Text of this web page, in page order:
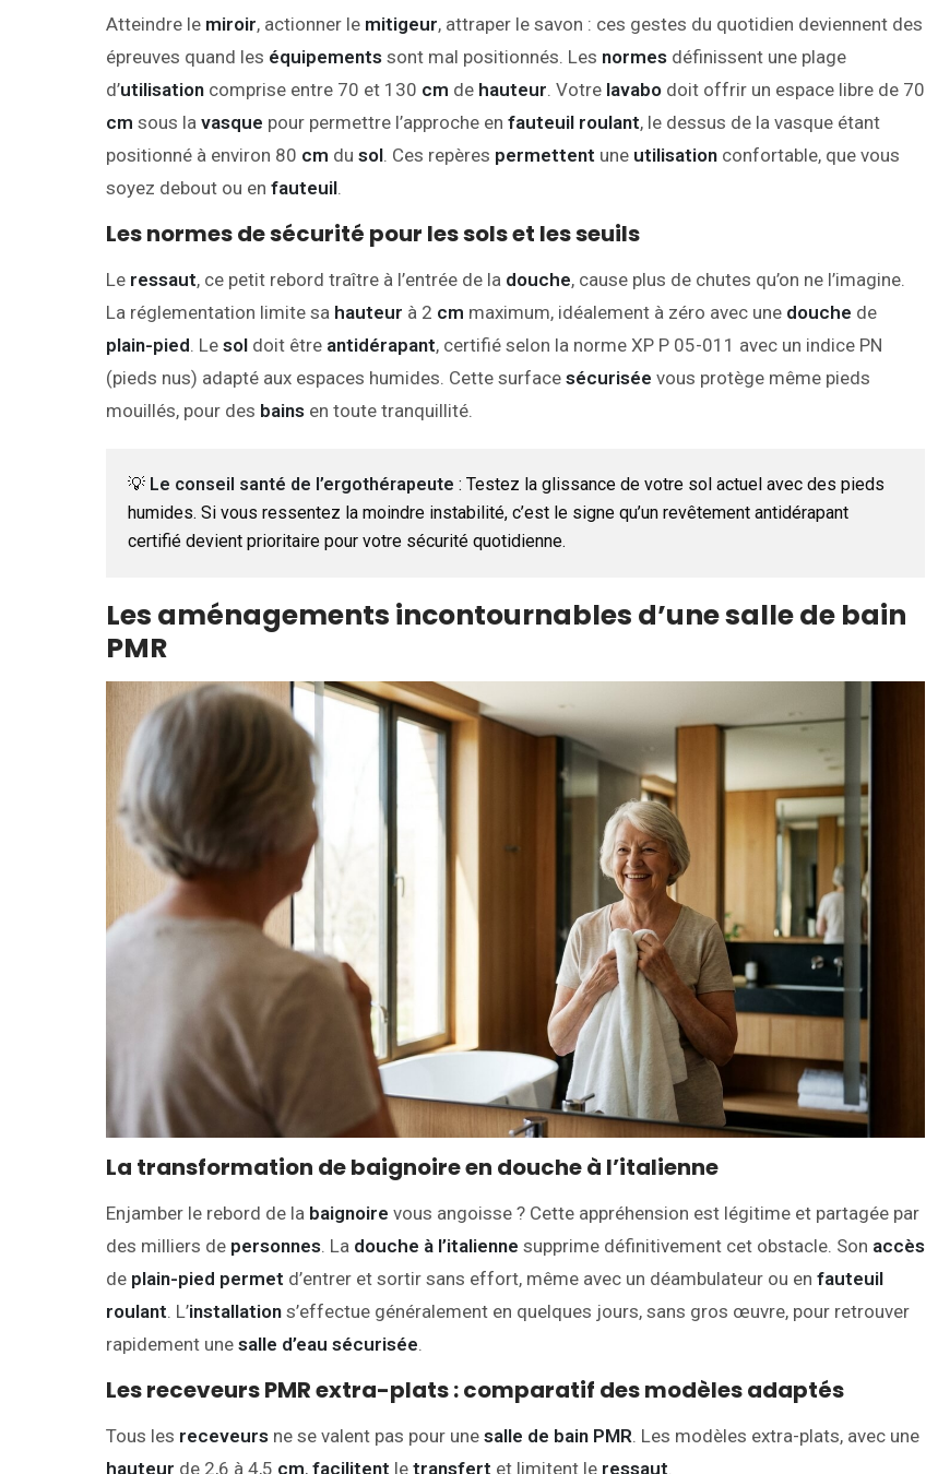
Atteindre le miroir, actionner le mitigeur, attraper le savon : ces gestes du quotidien deviennent des
épreuves quand les équipements sont mal positionnés. Les normes définissent une plage
d’utilisation comprise entre 70 et 130 cm de hauteur. Votre lavabo doit offrir un espace libre de 70
cm sous la vasque pour permettre l’approche en fauteuil roulant, le dessus de la vasque étant
positionné à environ 80 cm du sol. Ces repères permettent une utilisation confortable, que vous
soyez debout ou en fauteuil.
Les normes de sécurité pour les sols et les seuils
Le ressaut, ce petit rebord traître à l’entrée de la douche, cause plus de chutes qu’on ne l’imagine.
La réglementation limite sa hauteur à 2 cm maximum, idéalement à zéro avec une douche de
plain-pied. Le sol doit être antidérapant, certifié selon la norme XP P 05-011 avec un indice PN
(pieds nus) adapté aux espaces humides. Cette surface sécurisée vous protège même pieds
mouillés, pour des bains en toute tranquillité.
💡 Le conseil santé de l’ergothérapeute : Testez la glissance de votre sol actuel avec des pieds
humides. Si vous ressentez la moindre instabilité, c’est le signe qu’un revêtement antidérapant
certifié devient prioritaire pour votre sécurité quotidienne.
Les aménagements incontournables d’une salle de bain
PMR
La transformation de baignoire en douche à l’italienne
Enjamber le rebord de la baignoire vous angoisse ? Cette appréhension est légitime et partagée par
des milliers de personnes. La douche à l’italienne supprime définitivement cet obstacle. Son accès
de plain-pied permet d’entrer et sortir sans effort, même avec un déambulateur ou en fauteuil
roulant. L’installation s’effectue généralement en quelques jours, sans gros œuvre, pour retrouver
rapidement une salle d’eau sécurisée.
Les receveurs PMR extra-plats : comparatif des modèles adaptés
Tous les receveurs ne se valent pas pour une salle de bain PMR. Les modèles extra-plats, avec une
hauteur de 2,6 à 4,5 cm, facilitent le transfert et limitent le ressaut.